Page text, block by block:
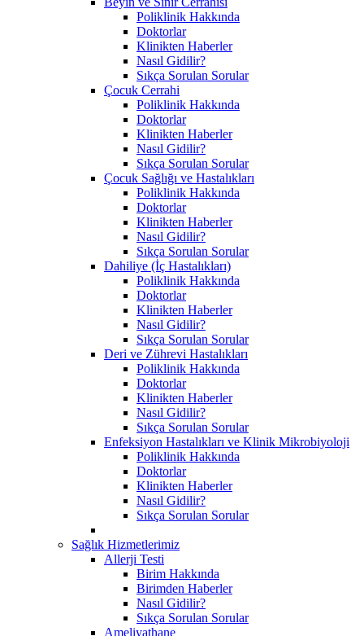
Poliklinik Hakkında
Doktorlar
Klinikten Haberler
Nasıl Gidilir?
Sıkça Sorulan Sorular
Çocuk Cerrahi
Poliklinik Hakkında
Doktorlar
Klinikten Haberler
Nasıl Gidilir?
Sıkça Sorulan Sorular
Çocuk Sağlığı ve Hastalıkları
Poliklinik Hakkında
Doktorlar
Klinikten Haberler
Nasıl Gidilir?
Sıkça Sorulan Sorular
Dahiliye (İç Hastalıkları)
Poliklinik Hakkında
Doktorlar
Klinikten Haberler
Nasıl Gidilir?
Sıkça Sorulan Sorular
Deri ve Zührevi Hastalıkları
Poliklinik Hakkında
Doktorlar
Klinikten Haberler
Nasıl Gidilir?
Sıkça Sorulan Sorular
Enfeksiyon Hastalıkları ve Klinik Mikrobiyoloji
Poliklinik Hakkında
Doktorlar
Klinikten Haberler
Nasıl Gidilir?
Sıkça Sorulan Sorular
Sağlık Hizmetlerimiz
Allerji Testi
Birim Hakkında
Birimden Haberler
Nasıl Gidilir?
Sıkça Sorulan Sorular
Ameliyathane